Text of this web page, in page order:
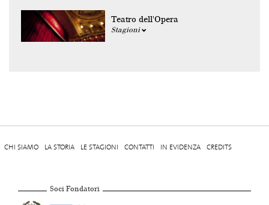
Teatro dell'Opera
Stagioni
CHI SIAMO LA STORIA LE STAGIONI CONTATTI IN EVIDENZA CREDITS
Soci Fondatori